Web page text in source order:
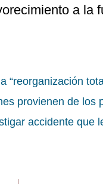
a la
“reorganización
provienen de los
accidente que